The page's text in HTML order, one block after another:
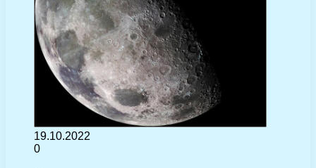
19.10.2022
0